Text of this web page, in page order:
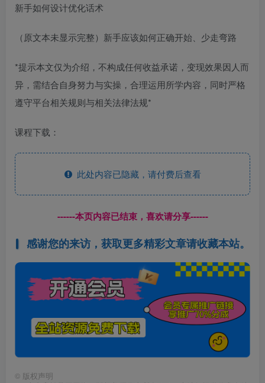
新手如何设计优化话术
（原文本未显示完整）新手应该如何正确开始、少走弯路
*提示本文仅为介绍，不构成任何收益承诺，变现效果因人而
异，需结合自身努力与实操，合理运用所学内容，同时严格
遵守平台相关规则与相关法律法规*
课程下载：
此处内容已隐藏，请付费后查看
------本页内容已结束，喜欢请分享------
感谢您的来访，获取更多精彩文章请收藏本站。
© 版权声明